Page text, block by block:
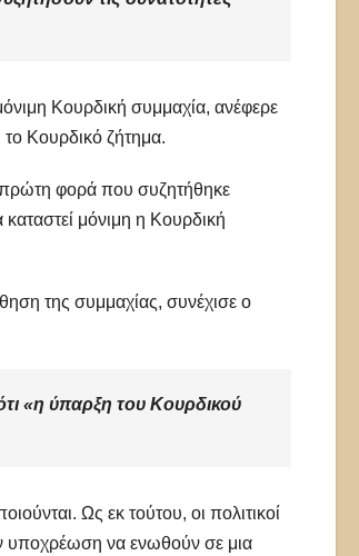
Κουρδική συμμαχία, ανέφερε
Κουρδικό ζήτημα.
πρώτη φορά που συζητήθηκε
μόνιμη η Κουρδική
της συμμαχίας, συνέχισε ο
«η ύπαρξη του Κουρδικού
Ως εκ τούτου, οι πολιτικοί
υποχρέωση να ενωθούν σε μια